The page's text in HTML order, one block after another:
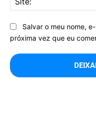
Salvar o meu nome,
próxima vez que eu